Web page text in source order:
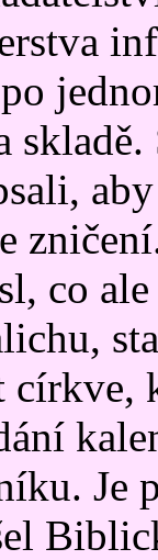
skladě.
co
Je